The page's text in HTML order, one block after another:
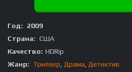
Год:
2009
Страна: США
Качество: HDRip
Жанр: Триллер Драма
Детектив